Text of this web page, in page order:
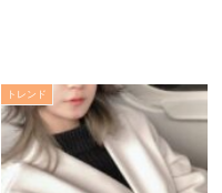
トレンド